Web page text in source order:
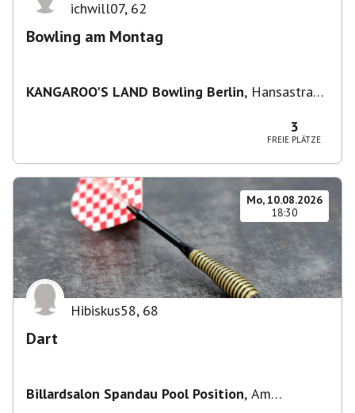
ichwill07, 62
Bowling am Montag
KANGAROO'S LAND Bowling Berlin, Hansastraße
3
FREIE PLÄTZE
Mo, 10.08.2026
18:30
Hibiskus58, 68
Dart
Billardsalon Spandau Pool Position, Am